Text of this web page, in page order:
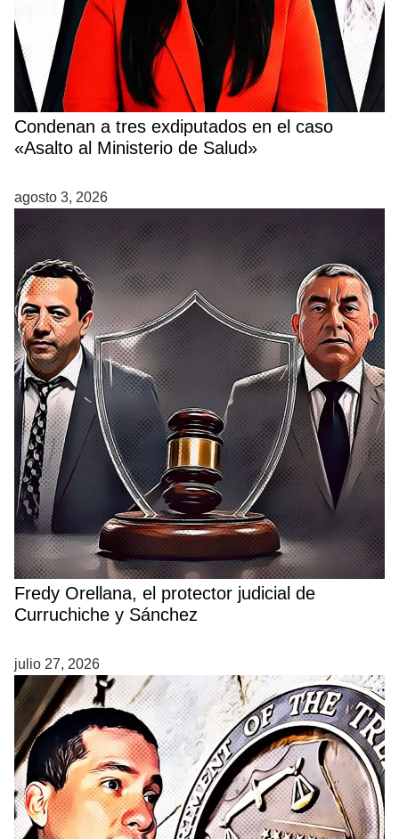
Condenan a tres exdiputados en el caso
«Asalto al Ministerio de Salud»
agosto 3, 2026
Fredy Orellana, el protector judicial de
Curruchiche y Sánchez
julio 27, 2026